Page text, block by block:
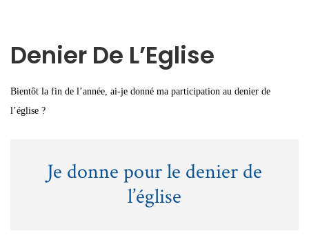
Denier De L’Eglise
Bientôt la fin de l’année, ai-je donné ma participation au denier de
l’église ?
Je donne pour le denier de
l’église